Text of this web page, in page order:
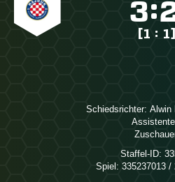
:
[1 : 1]
Schiedsrichter: 
Staffel-ID:
Spiel: 335237013 /